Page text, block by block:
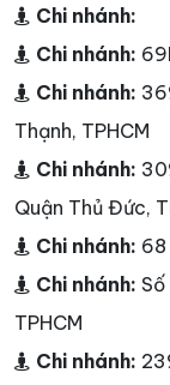
Chi nhánh:
Chi nhánh:
Chi nhánh:
Thạnh, TPHCM
Chi nhánh:
Quận Thủ Đức,
Chi nhánh: 68
Chi nhánh: Số
TPHCM
Chi nhánh: